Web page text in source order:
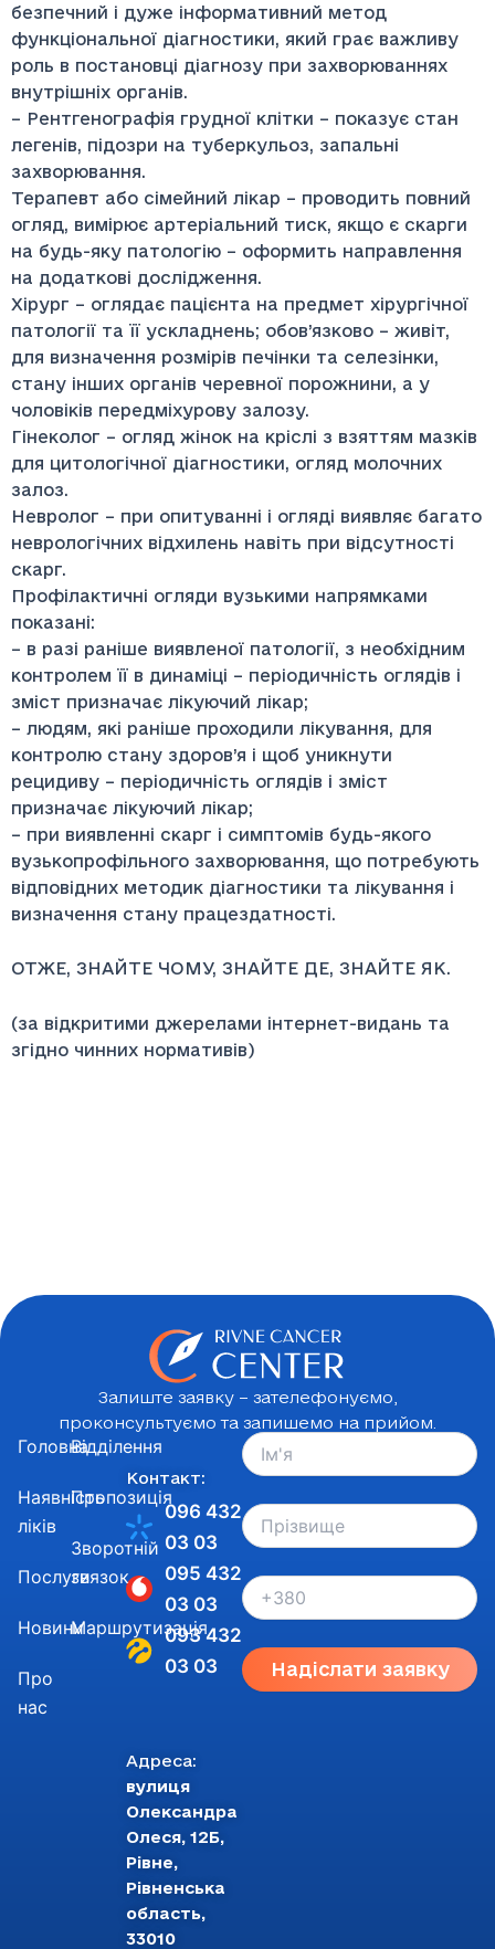
безпечний і дуже інформативний метод
функціональної діагностики, який грає важливу
роль в постановці діагнозу при захворюваннях
внутрішніх органів.
– Рентгенографія грудної клітки – показує стан
легенів, підозри на туберкульоз, запальні
захворювання.
Терапевт або сімейний лікар – проводить повний
огляд, вимірює артеріальний тиск, якщо є скарги
на будь-яку патологію – оформить направлення
на додаткові дослідження.
Хірург – оглядає пацієнта на предмет хірургічної
патології та її ускладнень; обов’язково – живіт,
для визначення розмірів печінки та селезінки,
стану інших органів черевної порожнини, а у
чоловіків передміхурову залозу.
Гінеколог – огляд жінок на кріслі з взяттям мазків
для цитологічної діагностики, огляд молочних
залоз.
Невролог – при опитуванні і огляді виявляє багато
неврологічних відхилень навіть при відсутності
скарг.
Профілактичні огляди вузькими напрямками
показані:
– в разі раніше виявленої патології, з необхідним
контролем її в динаміці – періодичність оглядів і
зміст призначає лікуючий лікар;
– людям, які раніше проходили лікування, для
контролю стану здоров’я і щоб уникнути
рецидиву – періодичність оглядів і зміст
призначає лікуючий лікар;
– при виявленні скарг і симптомів будь-якого
вузькопрофільного захворювання, що потребують
відповідних методик діагностики та лікування і
визначення стану працездатності.
ОТЖЕ, ЗНАЙТЕ ЧОМУ, ЗНАЙТЕ ДЕ, ЗНАЙТЕ ЯК.
(за відкритими джерелами інтернет-видань та
згідно чинних нормативів)
Залиште заявку – зателефонуємо,
проконсультуємо та запишемо на прийом.
Адреса:
вулиця
Олександра
Олеся, 12Б,
Рівне,
Рівненська
область,
33010
Контакт:
096 432
03 03
095 432
03 03
093 432
03 03
Головна
Наявність
ліків
Послуги
Новини
Про
нас
Відділення
Пропозиція
Зворотній
звязок
Маршрутизація
Надіслати заявку